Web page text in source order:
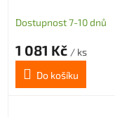
průměr 5 R2,5
Dostupnost 7-10 dnů
1 081 Kč / ks
Do košíku